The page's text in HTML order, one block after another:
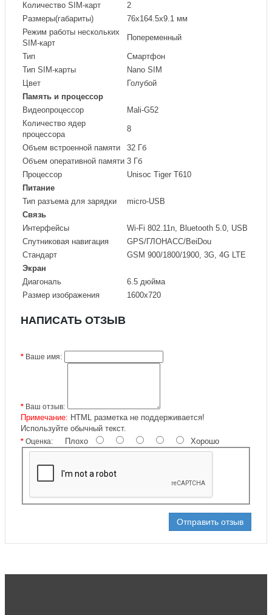
Количество SIM-карт
2
Размеры(габариты)
76x164.5x9.1 мм
Режим работы нескольких
SIM-карт
Попеременный
Тип
Смартфон
Тип SIM-карты
Nano SIM
Цвет
Голубой
Память и процессор
Видеопроцессор
Mali-G52
Количество ядер
процессора
8
Объем встроенной памяти
32 Гб
Объем оперативной памяти 3 Гб
Процессор
Unisoc Tiger T610
Питание
Тип разъема для зарядки
micro-USB
Связь
Интерфейсы
Wi-Fi 802.11n, Bluetooth 5.0, USB
Спутниковая навигация
GPS/ГЛОНАСС/BeiDou
Стандарт
GSM 900/1800/1900, 3G, 4G LTE
Экран
Диагональ
6.5 дюйма
Размер изображения
1600x720
НАПИСАТЬ ОТЗЫВ
Ваше имя:
Ваш отзыв:
Примечание: HTML разметка не поддерживается!
Используйте обычный текст.
Оценка: Плохо Хорошо
Отправить отзыв